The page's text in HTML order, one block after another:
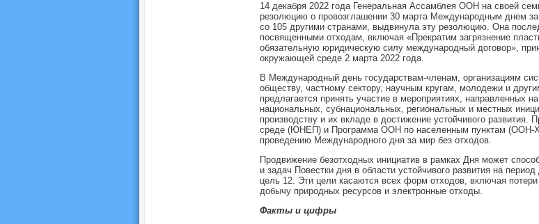
14 декабря 2022 года Генеральная Ассамблея ООН на своей
резолюцию о провозглашении 30 марта Международным днем
со 105 другими странами, выдвинула эту резолюцию. Она
посвященными отходам, включая «‎Прекратим загрязнение
обязательную юридическую силу международный договор»‎,
окружающей среде 2 марта 2022 года.
В Международный день государствам-членам, организациям
обществу, частному сектору, научным кругам, молодежи и
предлагается принять участие в мероприятиях, направленных
национальных, субнациональных, региональных и местных
производству и их вкладе в достижение устойчивого
среде (ЮНЕП) и Программа ООН по населенным пунктам (ООН-
проведению Международного дня за мир без отходов.
Продвижение безотходных инициатив в рамках Дня может
и задач Повестки дня в области устойчивого развития на
цель 12. Эти цели касаются всех форм отходов, включая
добычу природных ресурсов и электронные отходы.
Факты и цифры